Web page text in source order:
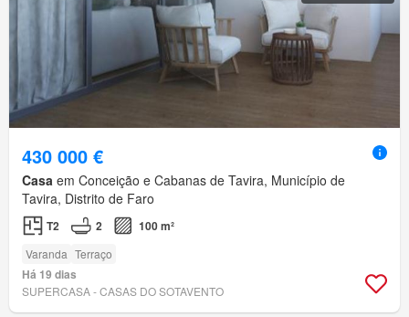
430 000 €
Casa em Conceição e Cabanas de Tavira, Município de
Tavira, Distrito de Faro
T2 2 100 m²
Varanda Terraço
Há 19 dias
SUPERCASA - CASAS DO SOTAVENTO